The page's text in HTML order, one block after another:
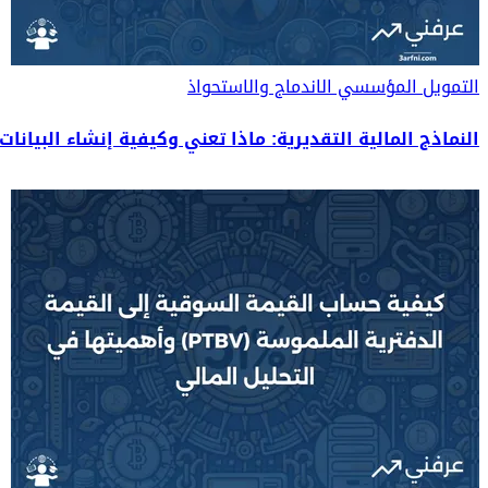
التمويل المؤسسيالاندماج والاستحواذ
النماذج المالية التقديرية: ماذا تعني وكيفية إنشاء